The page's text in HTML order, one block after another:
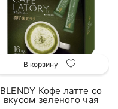
В корзину
BLENDY Кофе латте со
вкусом зеленого чая